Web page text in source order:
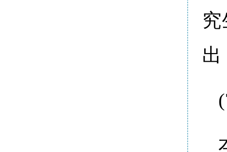
出